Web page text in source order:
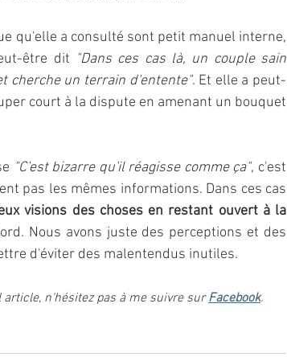
qu'elle a consulté sont petit manuel interne,
être dit "Dans ces cas là, un couple sain
cherche un terrain d'entente". Et elle a peut-
court à la dispute en amenant un bouquet
"C'est bizarre qu'il réagisse comme ça", c'est
pas les mêmes informations. Dans ces cas
visions des choses en restant ouvert à la
Nous avons juste des perceptions et des
d'éviter des malentendus inutiles.
n'hésitez pas à me suivre sur Facebook.